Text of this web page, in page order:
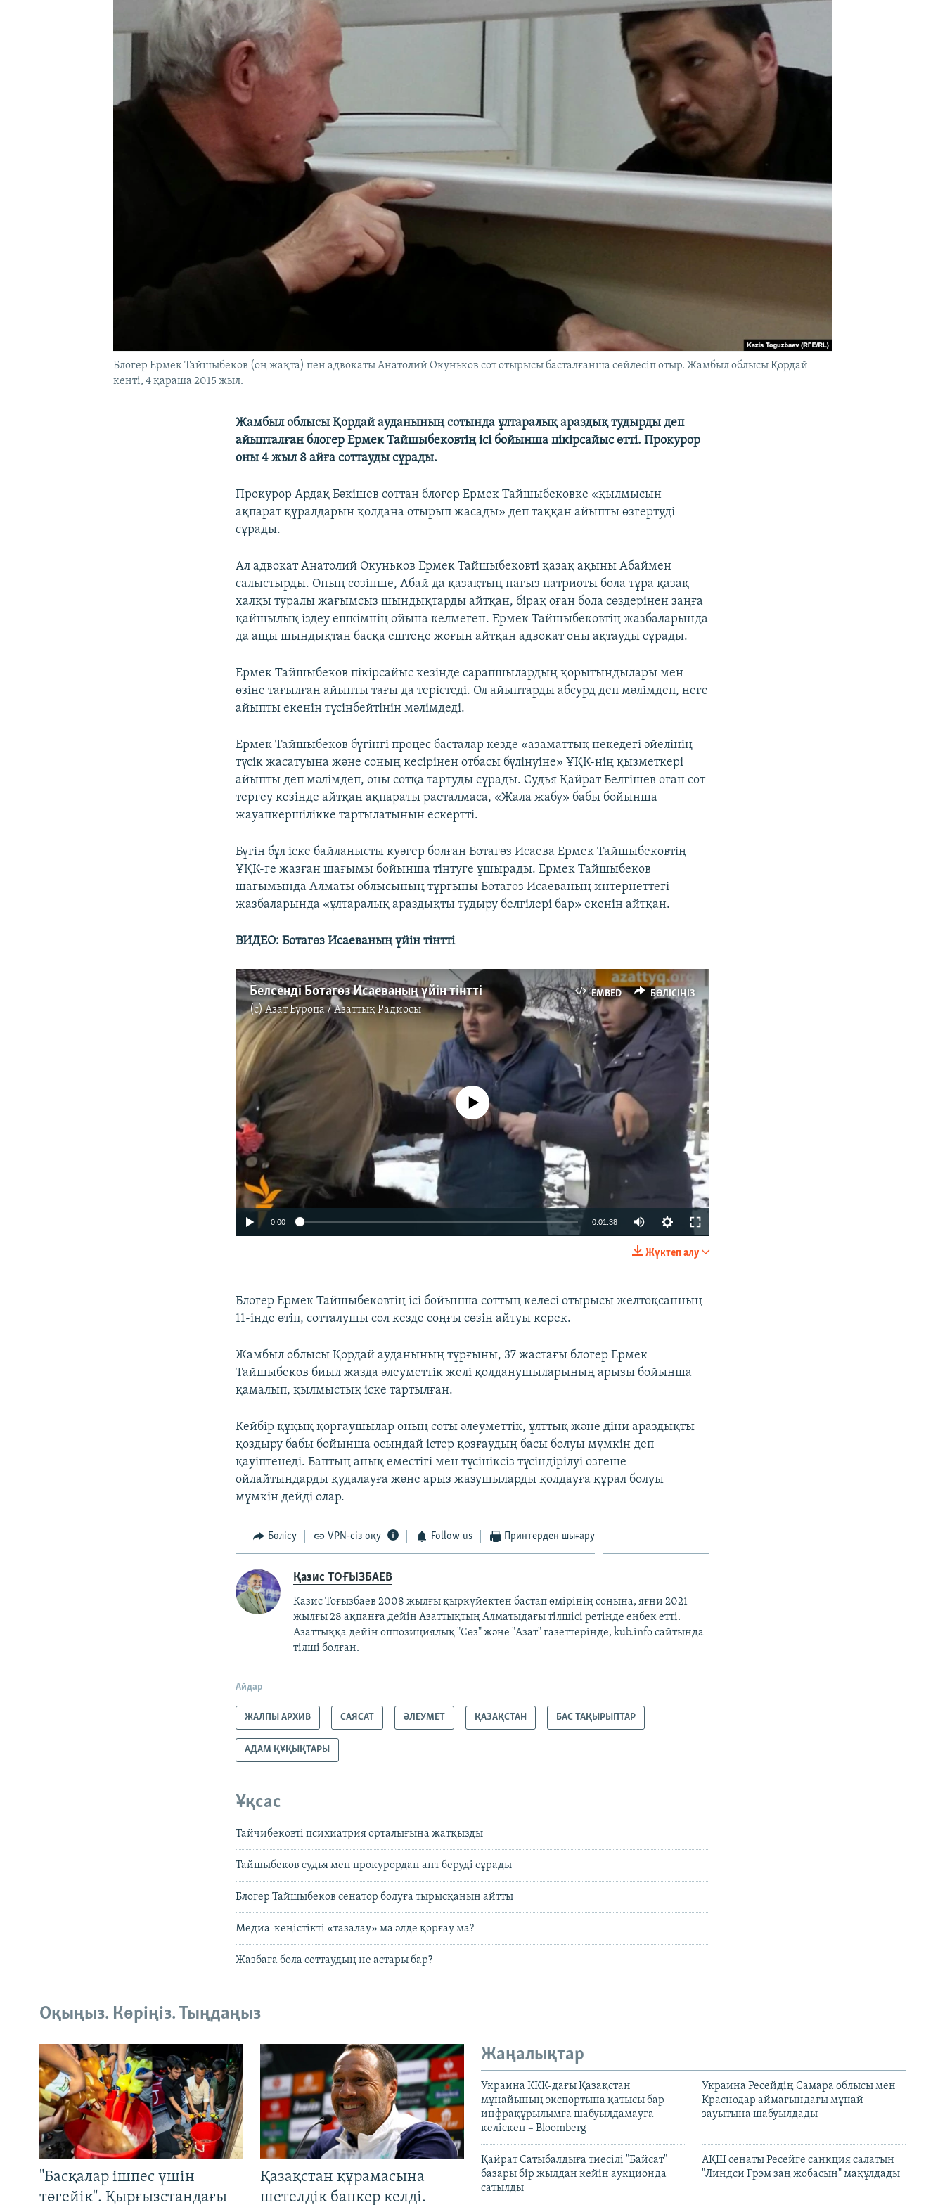
Блогер Ермек Тайшыбеков (оң жақта) пен адвокаты Анатолий Окуньков сот отырысы басталғанша сөйлесіп отыр. Жамбыл облысы Қордай
кенті, 4 қараша 2015 жыл.
Жамбыл облысы Қордай ауданының сотында ұлтаралық араздық тудырды деп
айыпталған блогер Ермек Тайшыбековтің ісі бойынша пікірсайыс өтті. Прокурор
оны 4 жыл 8 айға соттауды сұрады.
Прокурор Ардақ Бәкішев соттан блогер Ермек Тайшыбековке «қылмысын
ақпарат құралдарын қолдана отырып жасады» деп таққан айыпты өзгертуді
сұрады.
Ал адвокат Анатолий Окуньков Ермек Тайшыбековті қазақ ақыны Абаймен
салыстырды. Оның сөзінше, Абай да қазақтың нағыз патриоты бола тұра қазақ
халқы туралы жағымсыз шындықтарды айтқан, бірақ оған бола сөздерінен заңға
қайшылық іздеу ешкімнің ойына келмеген. Ермек Тайшыбековтің жазбаларында
да ащы шындықтан басқа ештеңе жоғын айтқан адвокат оны ақтауды сұрады.
Ермек Тайшыбеков пікірсайыс кезінде сарапшылардың қорытындылары мен
өзіне тағылған айыпты тағы да терістеді. Ол айыптарды абсурд деп мәлімдеп, неге
айыпты екенін түсінбейтінін мәлімдеді.
Ермек Тайшыбеков бүгінгі процес басталар кезде «азаматтық некедегі әйелінің
түсік жасатуына және соның кесірінен отбасы бүлінуіне» ҰҚК-нің қызметкері
айыпты деп мәлімдеп, оны сотқа тартуды сұрады. Судья Қайрат Белгішев оған сот
тергеу кезінде айтқан ақпараты расталмаса, «Жала жабу» бабы бойынша
жауапкершілікке тартылатынын ескертті.
Бүгін бұл іске байланысты куәгер болған Ботагөз Исаева Ермек Тайшыбековтің
ҰҚК-ге жазған шағымы бойынша тінтуге ұшырады. Ермек Тайшыбеков
шағымында Алматы облысының тұрғыны Ботагөз Исаеваның интернеттегі
жазбаларында «ұлтаралық араздықты тудыру белгілері бар» екенін айтқан.
ВИДЕО: Ботагөз Исаеваның үйін тінтті
EMBED БӨЛІСІҢІЗ
Белсенді Ботагөз Исаеваның үйін тінтті
(c)Азат Еуропа / Азаттық Радиосы
БӨЛІСІҢІЗ
No media source currently available
0:00 0:01:38
Жүктеп алу
Блогер Ермек Тайшыбековтің ісі бойынша соттың келесі отырысы желтоқсанның
11-інде өтіп, сотталушы сол кезде соңғы сөзін айтуы керек.
Жамбыл облысы Қордай ауданының тұрғыны, 37 жастағы блогер Ермек
Тайшыбеков биыл жазда әлеуметтік желі қолданушыларының арызы бойынша
қамалып, қылмыстық іске тартылған.
Кейбір құқық қорғаушылар оның соты әлеуметтік, ұлттық және діни араздықты
қоздыру бабы бойынша осындай істер қозғаудың басы болуы мүмкін деп
қауіптенеді. Баптың анық еместігі мен түсініксіз түсіндірілуі өзгеше
ойлайтындарды қудалауға және арыз жазушыларды қолдауға құрал болуы
мүмкін дейді олар.
Бөлісу VPN-сіз оқу Follow us Принтерден шығару
Қазис ТОҒЫЗБАЕВ
Қазис Тоғызбаев 2008 жылғы қыркүйектен бастап өмірінің соңына, яғни 2021
жылғы 28 ақпанға дейін Азаттықтың Алматыдағы тілшісі ретінде еңбек етті.
Азаттыққа дейін оппозициялық "Сөз" және "Азат" газеттерінде, kub.info сайтында
тілші болған.
Айдар
ЖАЛПЫ АРХИВ САЯСАТ ӘЛЕУМЕТ ҚАЗАҚСТАН БАС ТАҚЫРЫПТАР
АДАМ ҚҰҚЫҚТАРЫ
Ұқсас
Тайчибековті психиатрия орталығына жатқызды
Тайшыбеков судья мен прокурордан ант беруді сұрады
Блогер Тайшыбеков сенатор болуға тырысқанын айтты
Медиа-кеңістікті «тазалау» ма әлде қорғау ма?
Жазбаға бола соттаудың не астары бар?
Оқыңыз. Көріңіз. Тыңдаңыз
"Басқалар ішпес үшін
төгейік". Қырғызстандағы
Қазақстан құрамасына
шетелдік бапкер келді.
Жаңалықтар
Украина КҚК-дағы Қазақстан
мұнайының экспортына қатысы бар
инфрақұрылымға шабуылдамауға
келіскен – Bloomberg
Украина Ресейдің Самара облысы мен
Краснодар аймағындағы мұнай
зауытына шабуылдады
Қайрат Сатыбалдыға тиесілі "Байсат"
базары бір жылдан кейін аукционда
сатылды
АҚШ сенаты Ресейге санкция салатын
"Линдси Грэм заң жобасын" мақұлдады